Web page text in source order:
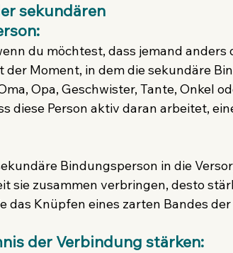
sekundären
du möchtest, dass jemand anders
der Moment, in dem die sekundäre
Opa, Geschwister, Tante, Onkel
diese Person aktiv daran arbeitet,
Bindungsperson in die
sie zusammen verbringen, desto
das Knüpfen eines zarten Bandes der
der Verbindung stärken: